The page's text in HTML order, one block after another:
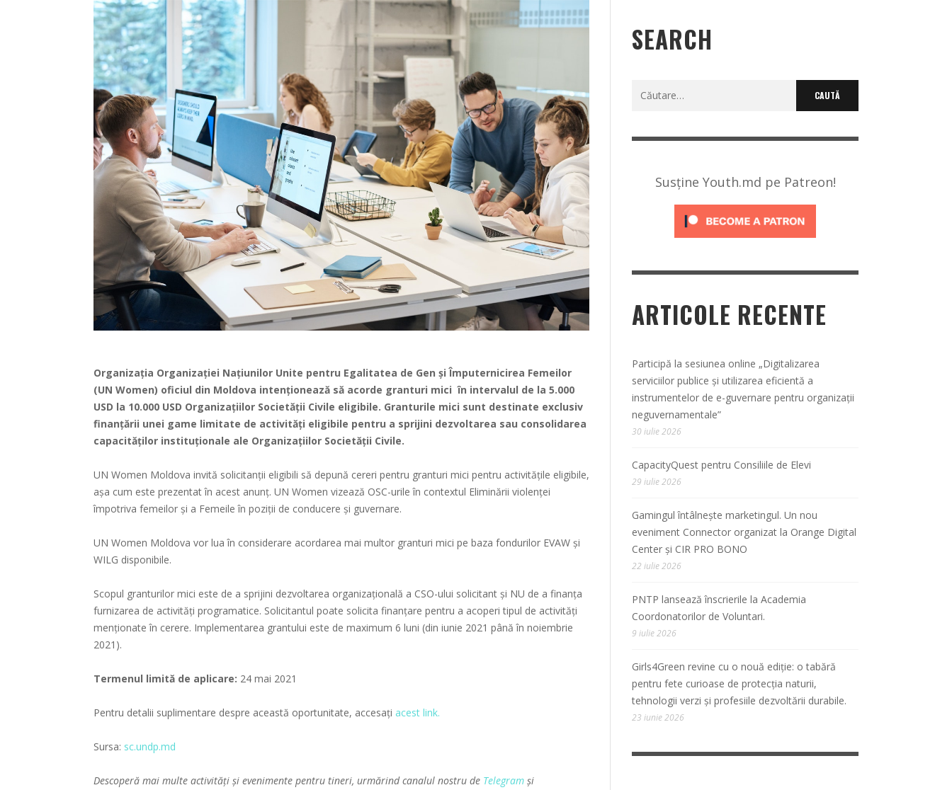
Organizația Organizației Națiunilor Unite pentru Egalitatea de Gen și Împuternicirea Femeilor
(UN Women) oficiul din Moldova intenționează să acorde granturi mici în intervalul de la 5.000
USD la 10.000 USD Organizațiilor Societății Civile eligibile. Granturile mici sunt destinate exclusiv
finanțării unei game limitate de activități eligibile pentru a sprijini dezvoltarea sau consolidarea
capacităților instituționale ale Organizațiilor Societății Civile.
UN Women Moldova invită solicitanții eligibili să depună cereri pentru granturi mici pentru activitățile eligibile,
așa cum este prezentat în acest anunț. UN Women vizează OSC-urile în contextul Eliminării violenței
împotriva femeilor și a Femeile în poziții de conducere și guvernare.
UN Women Moldova vor lua în considerare acordarea mai multor granturi mici pe baza fondurilor EVAW și
WILG disponibile.
Scopul granturilor mici este de a sprijini dezvoltarea organizațională a CSO-ului solicitant și NU de a finanța
furnizarea de activități programatice. Solicitantul poate solicita finanțare pentru a acoperi tipul de activități
menționate în cerere. Implementarea grantului este de maximum 6 luni (din iunie 2021 până în noiembrie
2021).
Termenul limită de aplicare: 24 mai 2021
Pentru detalii suplimentare despre această oportunitate, accesați acest link.
Sursa: sc.undp.md
Descoperă mai multe activități și evenimente pentru tineri, urmărind canalul nostru de Telegram și
SEARCH
Caută
Susține Youth.md pe Patreon!
ARTICOLE RECENTE
Participă la sesiunea online „Digitalizarea
serviciilor publice și utilizarea eficientă a
instrumentelor de e-guvernare pentru organizații
neguvernamentale”
30 iulie 2026
CapacityQuest pentru Consiliile de Elevi
29 iulie 2026
Gamingul întâlnește marketingul. Un nou
eveniment Connector organizat la Orange Digital
Center și CIR PRO BONO
22 iulie 2026
PNTP lansează înscrierile la Academia
Coordonatorilor de Voluntari.
9 iulie 2026
Girls4Green revine cu o nouă ediție: o tabără
pentru fete curioase de protecția naturii,
tehnologii verzi și profesiile dezvoltării durabile.
23 iunie 2026